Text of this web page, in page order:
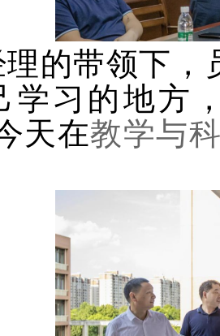
理的带领下，
学习的地方
天在教学与